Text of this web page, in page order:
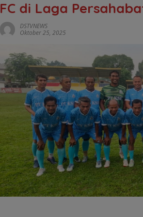
FC di Laga
DSTVNEWS
Oktober 25, 2025